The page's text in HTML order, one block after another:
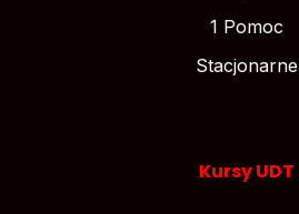
1 Pomoc
Stacjonarne
Kursy UDT